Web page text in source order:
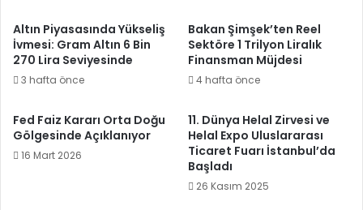
Altın Piyasasında Yükseliş
İvmesi: Gram Altın 6 Bin
270 Lira Seviyesinde
3 hafta önce
Bakan Şimşek’ten Reel
Sektöre 1 Trilyon Liralık
Finansman Müjdesi
4 hafta önce
Fed Faiz Kararı Orta Doğu
Gölgesinde Açıklanıyor
16 Mart 2026
11. Dünya Helal Zirvesi ve
Helal Expo Uluslararası
Ticaret Fuarı İstanbul’da
Başladı
26 Kasım 2025